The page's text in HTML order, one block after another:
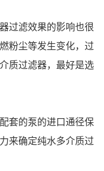
过滤效果的影响也很
粉尘等发生变化，过
质过滤器，最好是选
套的泵的进口通径保
来确定纯水多介质过